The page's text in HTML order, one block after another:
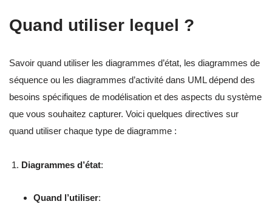
Quand utiliser lequel ?
Savoir quand utiliser les diagrammes d’état, les diagrammes de
séquence ou les diagrammes d’activité dans UML dépend des
besoins spécifiques de modélisation et des aspects du système
que vous souhaitez capturer. Voici quelques directives sur
quand utiliser chaque type de diagramme :
Diagrammes d’état:
Quand l’utiliser: